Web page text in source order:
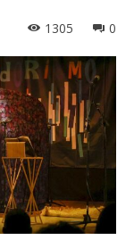
0
1305